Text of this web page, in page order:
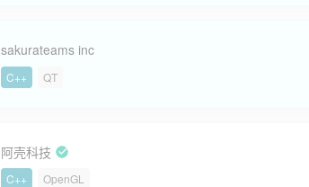
sakurateams inc
C++ QT
阿壳科技
C++ OpenGL